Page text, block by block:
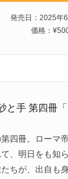
発売日：2025年
価格：
と手 第四冊
四冊。ローマ
、明日をも知
ちが、出自も